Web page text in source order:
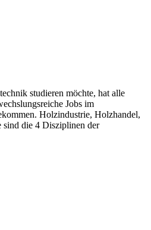
studieren möchte, hat alle
Jobs im
Holzindustrie, Holzhandel,
die 4 Disziplinen der